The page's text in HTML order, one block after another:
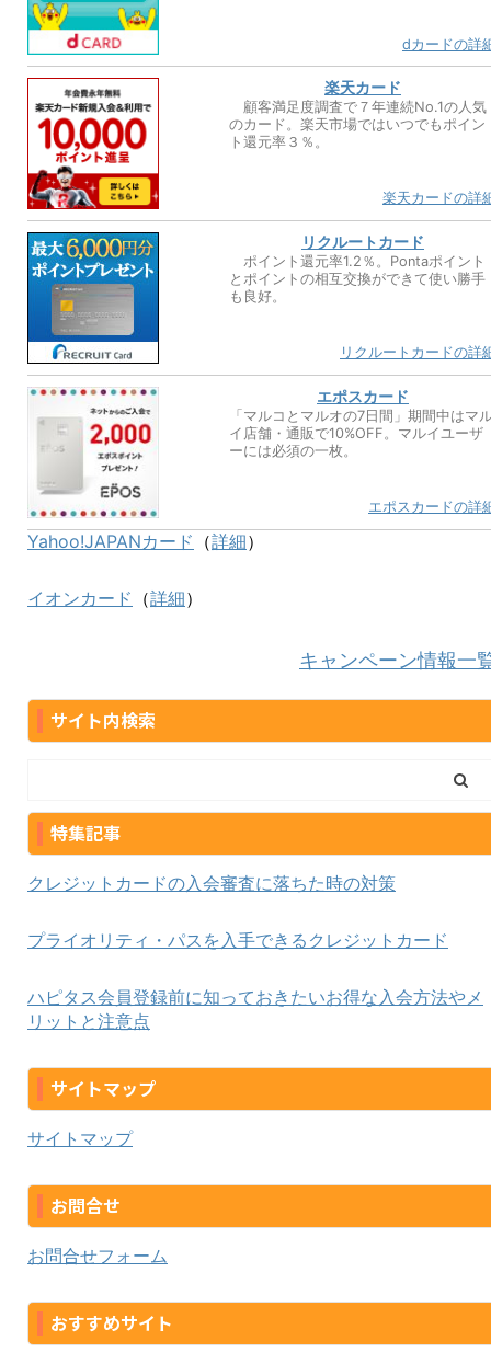
dカードの詳
楽天カード
顧客満足度調査で７年連続No.1の人気
のカード。楽天市場ではいつでもポイン
ト還元率３％。
楽天カードの詳
リクルートカード
ポイント還元率1.2％。Pontaポイント
とポイントの相互交換ができて使い勝手
も良好。
リクルートカードの詳
エポスカード
「マルコとマルオの7日間」期間中はマ
イ店舗・通販で10%OFF。マルイユーザ
ーには必須の一枚。
エポスカードの詳
Yahoo!JAPANカード （詳細）
イオンカード （詳細）
キャンペーン情報一
サイト内検索
特集記事
クレジットカードの入会審査に落ちた時の対策
プライオリティ・パスを入手できるクレジットカード
ハピタス会員登録前に知っておきたいお得な入会方法やメ
リットと注意点
サイトマップ
サイトマップ
お問合せ
お問合せフォーム
おすすめサイト